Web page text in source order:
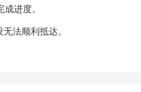
进度。
法顺利抵达。